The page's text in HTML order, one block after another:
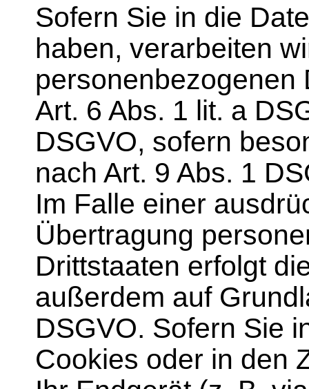
Sofern Sie in die
haben, verarbeiten
personenbezogenen
Art. 6 Abs. 1 lit. a
DSGVO, sofern
nach Art. 9 Abs. 1
Im Falle einer
Übertragung
Drittstaaten erfolgt
außerdem auf
DSGVO. Sofern Sie
Cookies oder in den